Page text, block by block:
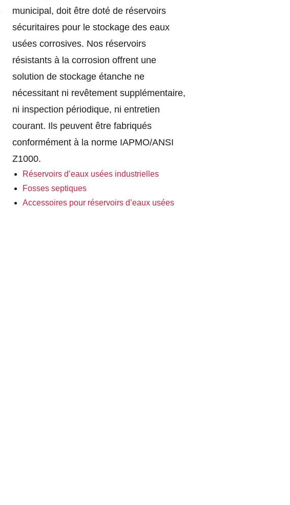
municipal, doit être doté de réservoirs
sécuritaires pour le stockage des eaux
usées corrosives. Nos réservoirs
résistants à la corrosion offrent une
solution de stockage étanche ne
nécessitant ni revêtement supplémentaire,
ni inspection périodique, ni entretien
courant. Ils peuvent être fabriqués
conformément à la norme IAPMO/ANSI
Z1000.
Réservoirs d’eaux usées industrielles
Fosses septiques
Accessoires pour réservoirs d’eaux usées